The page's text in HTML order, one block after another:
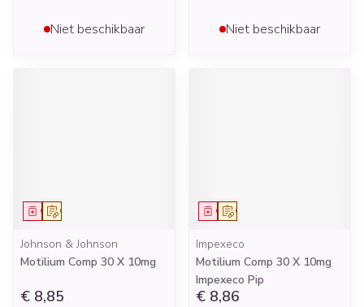
Niet beschikbaar Niet beschikbaar
Op voorschrift
Geneesmiddel
Johnson & Johnson
Motilium Comp 30 X 10mg
€ 8,85
Op voorschrift
Geneesmiddel
Impexeco
Motilium Comp 30 X 10mg
Impexeco Pip
€ 8,86